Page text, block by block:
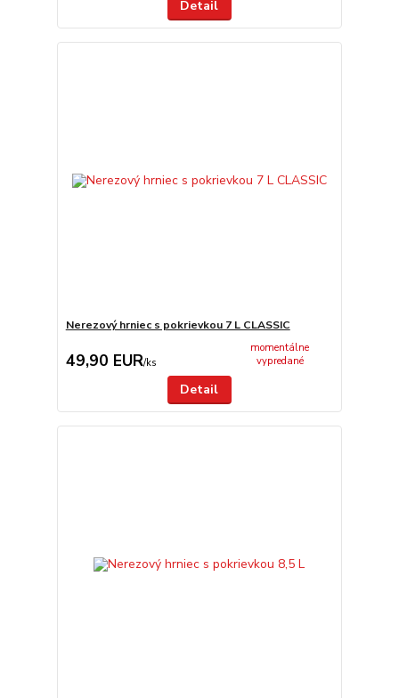
Detail
Nerezový hrniec s pokrievkou 7 L CLASSIC
49,90 EUR/ks
momentálne
vypredané
Detail